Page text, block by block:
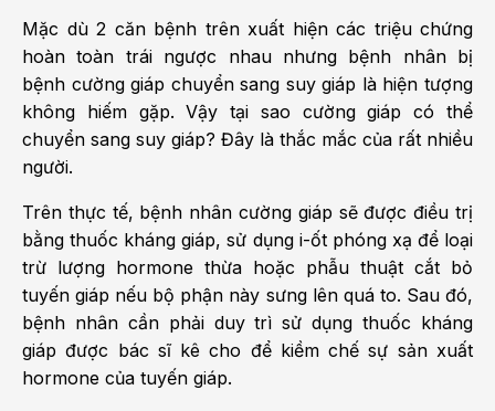
Mặc dù 2 căn bệnh trên xuất hiện các triệu chứng
hoàn toàn trái ngược nhau nhưng bệnh nhân bị
bệnh cường giáp chuyển sang suy giáp là hiện tượng
không hiếm gặp. Vậy tại sao cường giáp có thể
chuyển sang suy giáp? Đây là thắc mắc của rất nhiều
người.
Trên thực tế, bệnh nhân cường giáp sẽ được điều trị
bằng thuốc kháng giáp, sử dụng i-ốt phóng xạ để loại
trừ lượng hormone thừa hoặc phẫu thuật cắt bỏ
tuyến giáp nếu bộ phận này sưng lên quá to. Sau đó,
bệnh nhân cần phải duy trì sử dụng thuốc kháng
giáp được bác sĩ kê cho để kiềm chế sự sản xuất
hormone của tuyến giáp.